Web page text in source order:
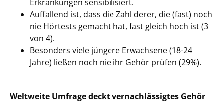
Erkrankungen sensibilisiert.
Auffallend ist, dass die Zahl derer, die (fast) noch
nie Hörtests gemacht hat, fast gleich hoch ist (3
von 4).
Besonders viele jüngere Erwachsene (18-24
Jahre) ließen noch nie ihr Gehör prüfen (29%).
Weltweite Umfrage deckt vernachlässigtes Gehör